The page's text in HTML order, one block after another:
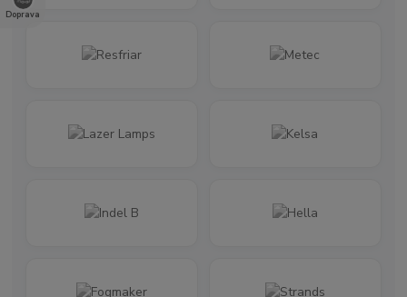
Doprava